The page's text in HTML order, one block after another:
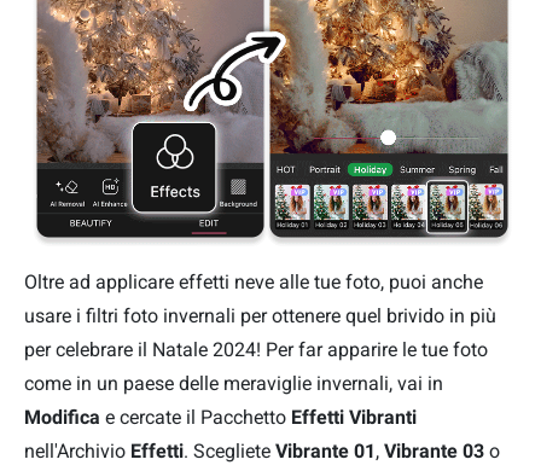
Oltre ad applicare effetti neve alle tue foto, puoi anche
usare i filtri foto invernali per ottenere quel brivido in più
per celebrare il Natale 2024! Per far apparire le tue foto
come in un paese delle meraviglie invernali, vai in
Modifica e cercate il Pacchetto Effetti Vibranti
nell'Archivio Effetti. Scegliete Vibrante 01, Vibrante 03 o